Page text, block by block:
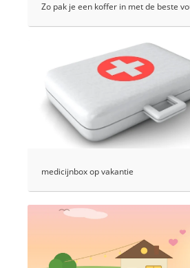
Zo pak je een koffer in met de beste
medicijnbox op vakantie